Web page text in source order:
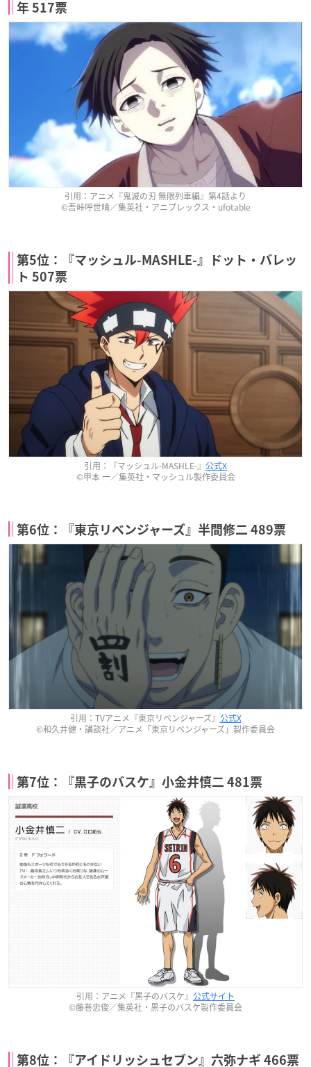
年 517票
引用：アニメ『鬼滅の刃 無限列車編』第4話より
©吾峠呼世晴／集英社・アニプレックス・ufotable
第5位：『マッシュル-MASHLE-』ドット・バレッ
ト 507票
引用：『マッシュル-MASHLE-』 公式X
©甲本 一／集英社・マッシュル製作委員会
第6位：『東京リベンジャーズ』半間修二 489票
引用：TVアニメ『東京リベンジャーズ』 公式X
©和久井健・講談社／アニメ「東京リベンジャーズ」製作委員会
第7位：『黒子のバスケ』小金井慎二 481票
引用：アニメ『黒子のバスケ』 公式サイト
©藤巻忠俊／集英社・黒子のバスケ製作委員会
第8位：『アイドリッシュセブン』六弥ナギ 466票